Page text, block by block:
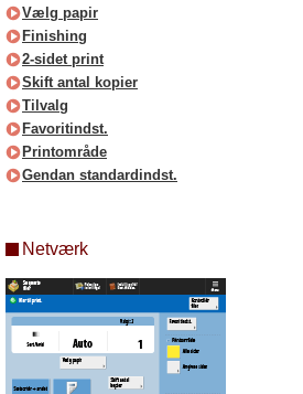
Vælg papir
Finishing
2-sidet print
Skift antal kopier
Tilvalg
Favoritindst.
Printområde
Gendan standardindst.
Netværk